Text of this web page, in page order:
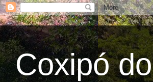
Coxipó